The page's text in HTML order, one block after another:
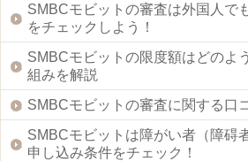
SMBCモビットの審査は外国人で
をチェックしよう！
SMBCモビットの限度額はどのよ
組みを解説
SMBCモビットの審査に関する口
SMBCモビットは障がい者（障碍
申し込み条件をチェック！